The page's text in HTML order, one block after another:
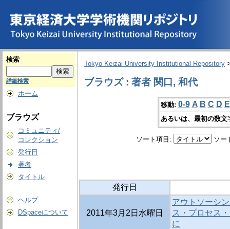
検索
詳細検索
ホーム
ブラウズ
コミュニティ/
コレクション
発行日
著者
タイトル
ヘルプ
DSpaceについて
Tokyo Keizai University Institutional Repository
ブラウズ : 著者 関口, 和代
移動: 0-9 A B C D E
あるいは、最初の数
ソート項目: ソー
発行日
2011年3月2日水曜日
アウトソーシ
ス・プロセス
に